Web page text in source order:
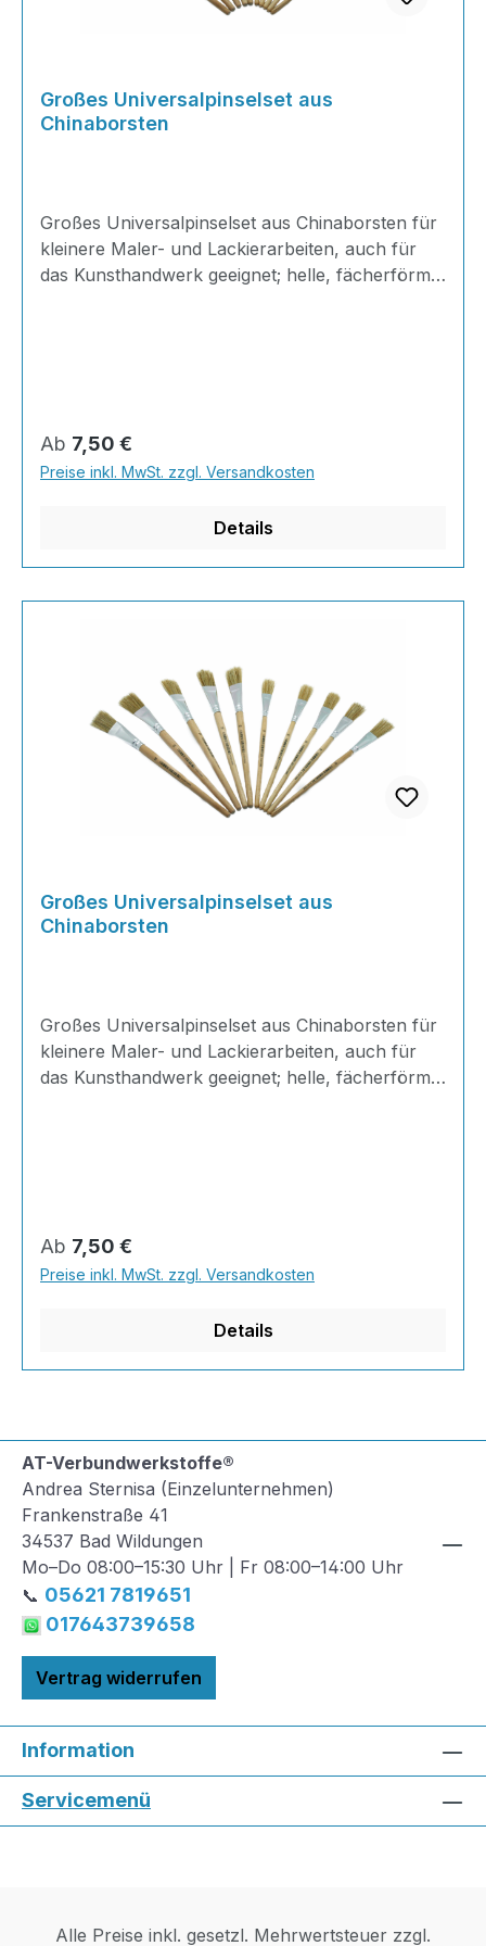
Großes Universalpinselset aus
Chinaborsten
Großes Universalpinselset aus Chinaborsten für
kleinere Maler- und Lackierarbeiten, auch für
das Kunsthandwerk geeignet; helle, fächerförmig
sowohl kleinere Maler- und Lackierarbeiten, als
auch für Bastel- und Kunstprojekte geeignet. Mit
seinen hellen Chinaborsten, die fächerförmig in
Regulärer Preis:
Ab 7,50 €
Preise inkl. MwSt. zzgl. Versandkosten
Details
Großes Universalpinselset aus
Chinaborsten
Großes Universalpinselset aus Chinaborsten für
kleinere Maler- und Lackierarbeiten, auch für
das Kunsthandwerk geeignet; helle, fächerförmig
sowohl kleinere Maler- und Lackierarbeiten, als
auch für Bastel- und Kunstprojekte geeignet. Mit
seinen hellen Chinaborsten, die fächerförmig in
Regulärer Preis:
Ab 7,50 €
Preise inkl. MwSt. zzgl. Versandkosten
Details
AT-Verbundwerkstoffe®
Andrea Sternisa (Einzelunternehmen)
Frankenstraße 41
34537 Bad Wildungen
Mo–Do 08:00–15:30 Uhr | Fr 08:00–14:00 Uhr
📞 05621 7819651
017643739658
Vertrag widerrufen
Information
Servicemenü
Alle Preise inkl. gesetzl. Mehrwertsteuer zzgl.